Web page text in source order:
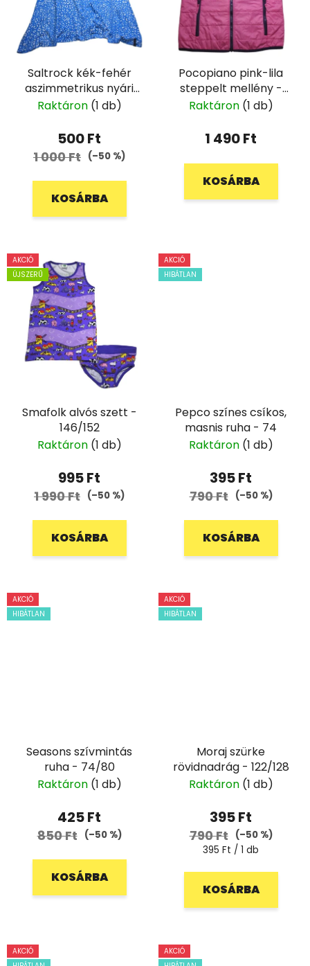
Saltrock kék-fehér
aszimmetrikus nyári
ruha - 158
Raktáron (1 db)
500 Ft
1 000 Ft (–50 %)
KOSÁRBA
Pocopiano pink-lila
steppelt mellény -
152
Raktáron (1 db)
1 490 Ft
KOSÁRBA
AKCIÓ
ÚJSZERŰ
Smafolk alvós szett -
146/152
Raktáron (1 db)
995 Ft
1 990 Ft (–50 %)
KOSÁRBA
AKCIÓ
HIBÁTLAN
Pepco színes csíkos,
masnis ruha - 74
Raktáron (1 db)
395 Ft
790 Ft (–50 %)
KOSÁRBA
AKCIÓ
HIBÁTLAN
Seasons szívmintás
ruha - 74/80
Raktáron (1 db)
425 Ft
850 Ft (–50 %)
KOSÁRBA
AKCIÓ
HIBÁTLAN
Moraj szürke
rövidnadrág - 122/128
Raktáron (1 db)
395 Ft
790 Ft
(–50 %)
Egységár:
395 Ft / 1 db
KOSÁRBA
AKCIÓ
AKCIÓ